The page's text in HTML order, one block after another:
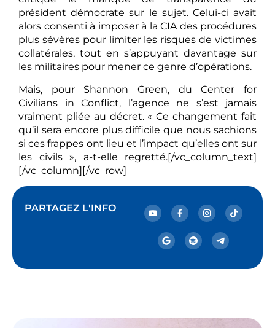
président démocrate sur le sujet. Celui-ci avait
alors consenti à imposer à la CIA des procédures
plus sévères pour limiter les risques de victimes
collatérales, tout en s’appuyant davantage sur
les militaires pour mener ce genre d’opérations.
Mais, pour Shannon Green, du Center for
Civilians in Conflict, l’agence ne s’est jamais
vraiment pliée au décret. « Ce changement fait
qu’il sera encore plus difficile que nous sachions
si ces frappes ont lieu et l’impact qu’elles ont sur
les civils », a-t-elle regretté.[/vc_column_text]
[/vc_column][/vc_row]
PARTAGEZ L'INFO